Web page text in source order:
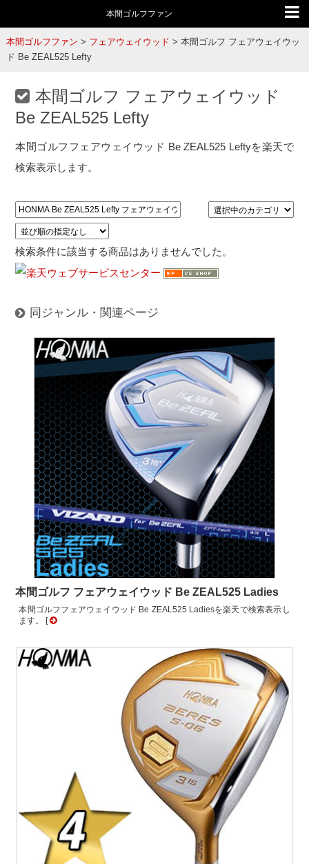
本間ゴルフファン
本間ゴルフファン > フェアウェイウッド > 本間ゴルフ フェアウェイウッ
ド Be ZEAL525 Lefty
本間ゴルフ フェアウェイウッド
Be ZEAL525 Lefty
本間ゴルフフェアウェイウッド Be ZEAL525 Leftyを楽天で
検索表示します。
検索条件に該当する商品はありませんでした。
同ジャンル・関連ページ
本間ゴルフ フェアウェイウッド Be ZEAL525 Ladies
本間ゴルフフェアウェイウッド Be ZEAL525 Ladiesを楽天で検索表示し
ます。 [